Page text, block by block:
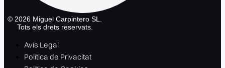
© 2026 Miguel Carpintero SL.
Tots els drets reservats.
Avís Legal
Política de Privacitat